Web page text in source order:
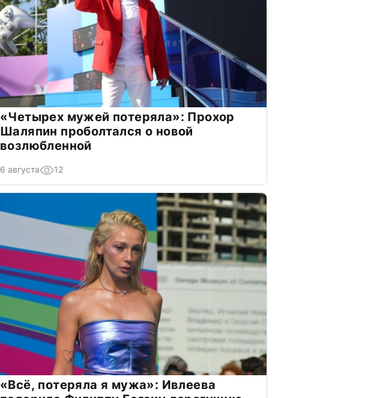
«Четырех мужей потеряла»: Прохор
Шаляпин проболтался о новой
возлюбленной
6 августа 12
«Всё, потеряла я мужа»: Ивлеева